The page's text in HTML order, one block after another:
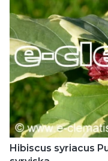
Hibiscus syriacus